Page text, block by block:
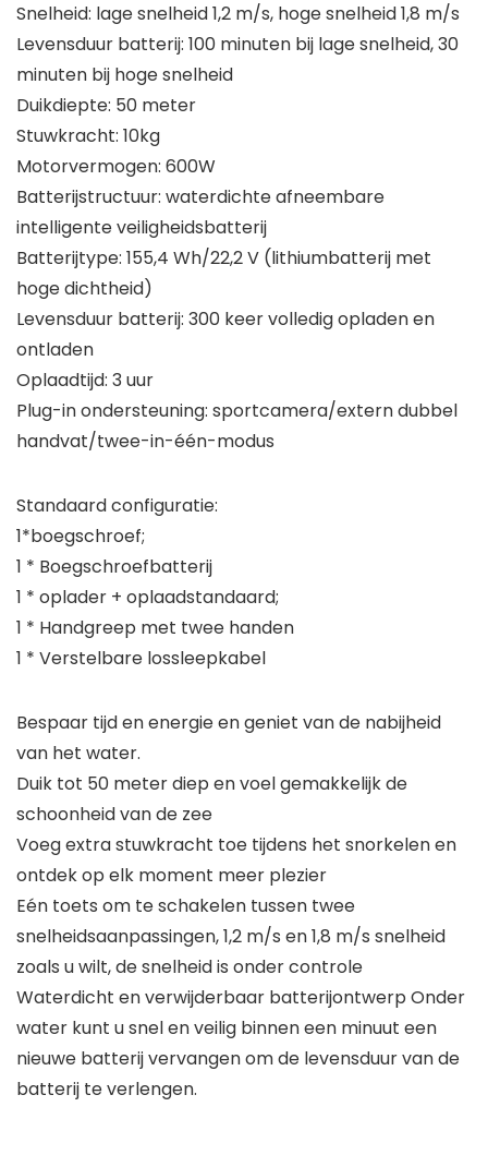
Snelheid: lage snelheid 1,2 m/s, hoge snelheid 1,8 m/s
Levensduur batterij: 100 minuten bij lage snelheid, 30
minuten bij hoge snelheid
Duikdiepte: 50 meter
Stuwkracht: 10kg
Motorvermogen: 600W
Batterijstructuur: waterdichte afneembare
intelligente veiligheidsbatterij
Batterijtype: 155,4 Wh/22,2 V (lithiumbatterij met
hoge dichtheid)
Levensduur batterij: 300 keer volledig opladen en
ontladen
Oplaadtijd: 3 uur
Plug-in ondersteuning: sportcamera/extern dubbel
handvat/twee-in-één-modus
Standaard configuratie:
1*boegschroef;
1 * Boegschroefbatterij
1 * oplader + oplaadstandaard;
1 * Handgreep met twee handen
1 * Verstelbare lossleepkabel
Bespaar tijd en energie en geniet van de nabijheid
van het water.
Duik tot 50 meter diep en voel gemakkelijk de
schoonheid van de zee
Voeg extra stuwkracht toe tijdens het snorkelen en
ontdek op elk moment meer plezier
Eén toets om te schakelen tussen twee
snelheidsaanpassingen, 1,2 m/s en 1,8 m/s snelheid
zoals u wilt, de snelheid is onder controle
Waterdicht en verwijderbaar batterijontwerp Onder
water kunt u snel en veilig binnen een minuut een
nieuwe batterij vervangen om de levensduur van de
batterij te verlengen.